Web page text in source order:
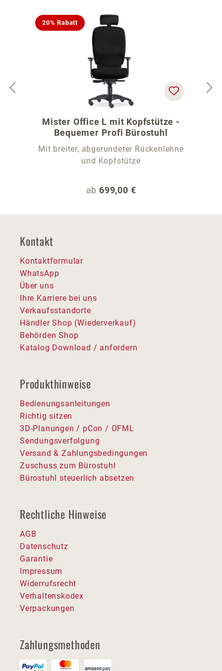
20% Rabatt
Mister Office L mit Kopfstütze -
Bequemer Profi Bürostuhl
Mit breiter, abgerundeter Rückenlehne
und Kopfstütze
Regulärer Preis:
ab 699,00 €
Kontakt
Kontaktformular
WhatsApp
Über uns
Ihre Karriere bei uns
Verkaufsstandorte
Händler Shop (Wiederverkauf)
Behörden Shop
Katalog Download / anfordern
Produkthinweise
Bedienungsanleitungen
Richtig sitzen
3D-Planungen / pCon / OFML
Sendungsverfolgung
Versand & Zahlungsbedingungen
Zuschuss zum Bürostuhl
Bürostuhl steuerlich absetzen
Rechtliche Hinweise
AGB
Datenschutz
Garantie
Impressum
Widerrufsrecht
Verhaltenskodex
Verpackungen
Zahlungsmethoden